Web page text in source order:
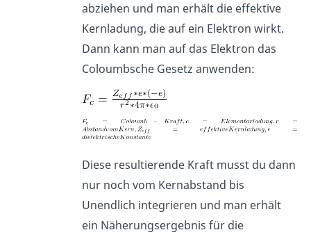
abziehen und man erhält die effektive
Kernladung, die auf ein Elektron wirkt.
Dann kann man auf das Elektron das
Coloumbsche Gesetz anwenden:
Diese resultierende Kraft musst du dann
nur noch vom Kernabstand bis
Unendlich integrieren und man erhält
ein Näherungsergebnis für die